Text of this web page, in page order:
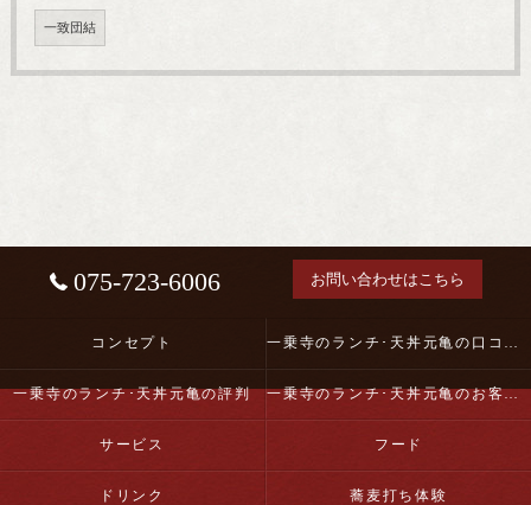
一致団結
075-723-6006 お問い合わせはこちら
コンセプト 一乗寺のランチ･天丼元亀の口コミ情報
一乗寺のランチ･天丼元亀の評判 一乗寺のランチ･天丼元亀のお客様の声
サービス フード
ドリンク 蕎麦打ち体験